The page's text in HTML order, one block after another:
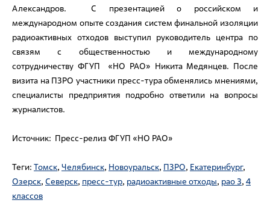
Александров. С презентацией о российском и
международном опыте создания систем финальной изоляции
радиоактивных отходов выступил руководитель центра по
связям с общественностью и международному
сотрудничеству ФГУП «НО РАО» Никита Медянцев. После
визита на ПЗРО участники пресс-тура обменялись мнениями,
специалисты предприятия подробно ответили на вопросы
журналистов.
Источник: Пресс-релиз ФГУП «НО РАО»
Теги: Томск, Челябинск, Новоуральск, ПЗРО, Екатеринбург,
Озерск, Северск, пресс-тур, радиоактивные отходы, рао 3, 4
классов